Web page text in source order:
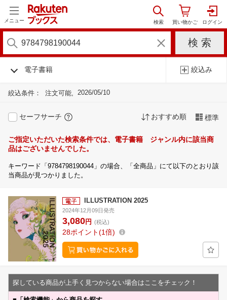
メニュー
電子書籍 絞込み
絞込条件： 注文可能 2026/05/10
セーフサーチ おすすめ順 標準
ご指定いただいた検索条件では、電子書籍 ジャンル内に該当商
品はございませんでした。
キーワード「9784798190044」の場合、「全商品」にて以下のとおり該
当商品が見つかりました。
ILLUSTRATION 2025
2024年12月09日発売
3,080円 (税込)
28ポイント 1倍
探している商品が上手く見つからない場合はここをチェック！